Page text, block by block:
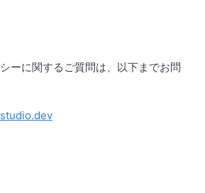
ーに関するご質問は、以下までお問